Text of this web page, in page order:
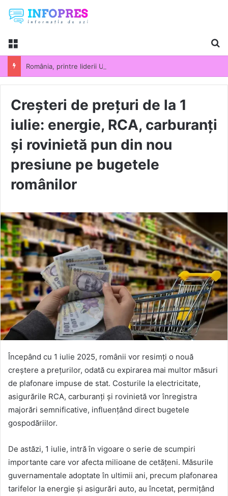
Menu
Creșteri de prețuri de la 1
iulie: energie, RCA, carburanți
și rovinietă pun din nou
presiune pe bugetele
românilor
Începând cu 1 iulie 2025, românii vor resimți o nouă
creștere a prețurilor, odată cu expirarea mai multor măsuri
de plafonare impuse de stat. Costurile la electricitate,
asigurările RCA, carburanți și rovinietă vor înregistra
majorări semnificative, influențând direct bugetele
gospodăriilor.
De astăzi, 1 iulie, intră în vigoare o serie de scumpiri
importante care vor afecta milioane de cetățeni. Măsurile
guvernamentale adoptate în ultimii ani, precum plafonarea
tarifelor la energie și asigurări auto, au încetat, permițând